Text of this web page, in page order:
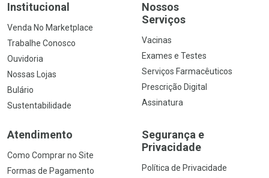
Institucional
Venda No Marketplace
Trabalhe Conosco
Ouvidoria
Nossas Lojas
Bulário
Sustentabilidade
Nossos
Serviços
Vacinas
Exames e Testes
Serviços Farmacêuticos
Prescrição Digital
Assinatura
Atendimento
Como Comprar no Site
Formas de Pagamento
Segurança e
Privacidade
Política de Privacidade